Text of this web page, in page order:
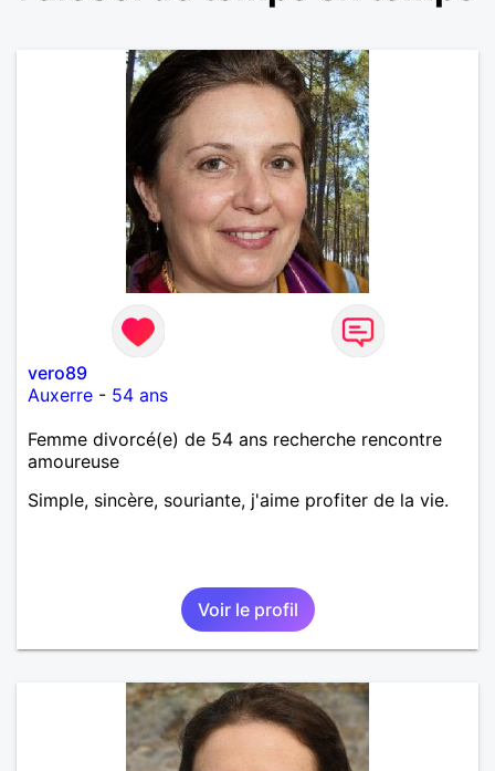
vero89
Auxerre - 54 ans
Femme divorcé(e) de 54 ans recherche rencontre
amoureuse
Simple, sincère, souriante, j'aime profiter de la vie.
Voir le profil